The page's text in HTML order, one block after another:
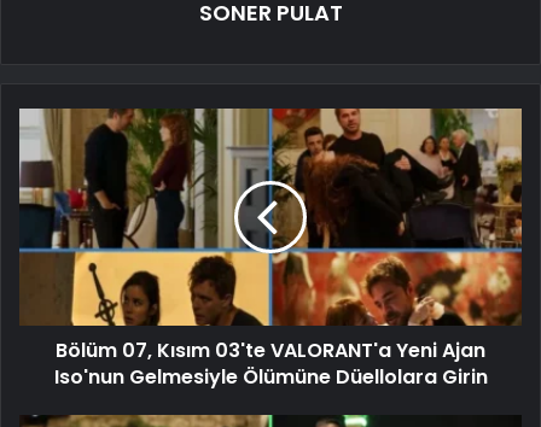
SONER PULAT
Bölüm 07, Kısım 03'te VALORANT'a Yeni Ajan
Iso'nun Gelmesiyle Ölümüne Düellolara Girin